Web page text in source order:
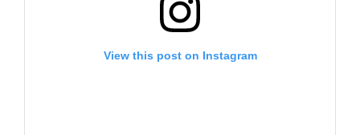
View this post on Instagram